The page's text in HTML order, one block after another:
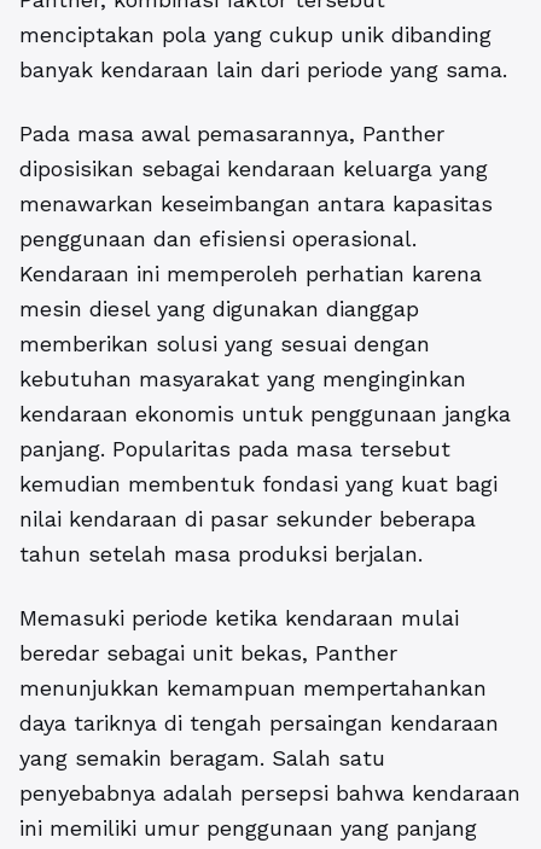
menciptakan pola yang cukup unik dibanding
banyak kendaraan lain dari periode yang sama.
Pada masa awal pemasarannya, Panther
diposisikan sebagai kendaraan keluarga yang
menawarkan keseimbangan antara kapasitas
penggunaan dan efisiensi operasional.
Kendaraan ini memperoleh perhatian karena
mesin diesel yang digunakan dianggap
memberikan solusi yang sesuai dengan
kebutuhan masyarakat yang menginginkan
kendaraan ekonomis untuk penggunaan jangka
panjang. Popularitas pada masa tersebut
kemudian membentuk fondasi yang kuat bagi
nilai kendaraan di pasar sekunder beberapa
tahun setelah masa produksi berjalan.
Memasuki periode ketika kendaraan mulai
beredar sebagai unit bekas, Panther
menunjukkan kemampuan mempertahankan
daya tariknya di tengah persaingan kendaraan
yang semakin beragam. Salah satu
penyebabnya adalah persepsi bahwa kendaraan
ini memiliki umur penggunaan yang panjang